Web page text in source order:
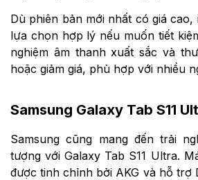
Dù phiên bản mới nhất có giá
lựa chọn hợp lý nếu muốn tiết
nghiệm âm thanh xuất sắc và
hoặc giảm giá, phù hợp với nhiều
Samsung Galaxy Tab S11
Samsung cũng mang đến trải
tượng với Galaxy Tab S11 Ultra.
được tinh chỉnh bởi AKG và hỗ trợ